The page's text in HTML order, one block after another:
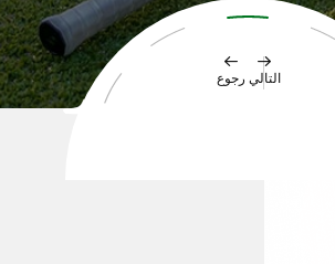
رجوع التالي